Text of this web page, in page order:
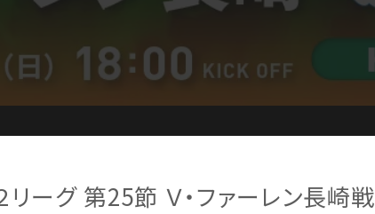
リーグ 第25節 Ｖ・ファーレン長崎戦